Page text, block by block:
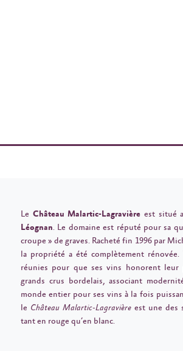
Le Château Malartic-Lagravière est situé
Léognan. Le domaine est réputé pour sa
croupe » de graves. Racheté fin 1996 par
la propriété a été complètement
réunies pour que ses vins honorent leur
grands crus bordelais, associant
monde entier pour ses vins à la fois
le Château Malartic-Lagravière est une des
tant en rouge qu’en blanc.